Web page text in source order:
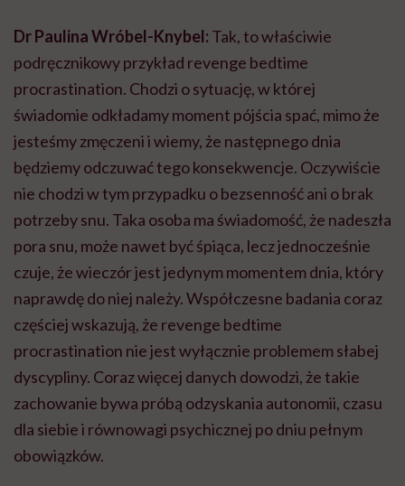
Dr Paulina Wróbel-Knybel: Tak, to właściwie
podręcznikowy przykład revenge bedtime
procrastination. Chodzi o sytuację, w której
świadomie odkładamy moment pójścia spać, mimo że
jesteśmy zmęczeni i wiemy, że następnego dnia
będziemy odczuwać tego konsekwencje. Oczywiście
nie chodzi w tym przypadku o bezsenność ani o brak
potrzeby snu. Taka osoba ma świadomość, że nadeszła
pora snu, może nawet być śpiąca, lecz jednocześnie
czuje, że wieczór jest jedynym momentem dnia, który
naprawdę do niej należy. Współczesne badania coraz
częściej wskazują, że revenge bedtime
procrastination nie jest wyłącznie problemem słabej
dyscypliny. Coraz więcej danych dowodzi, że takie
zachowanie bywa próbą odzyskania autonomii, czasu
dla siebie i równowagi psychicznej po dniu pełnym
obowiązków.